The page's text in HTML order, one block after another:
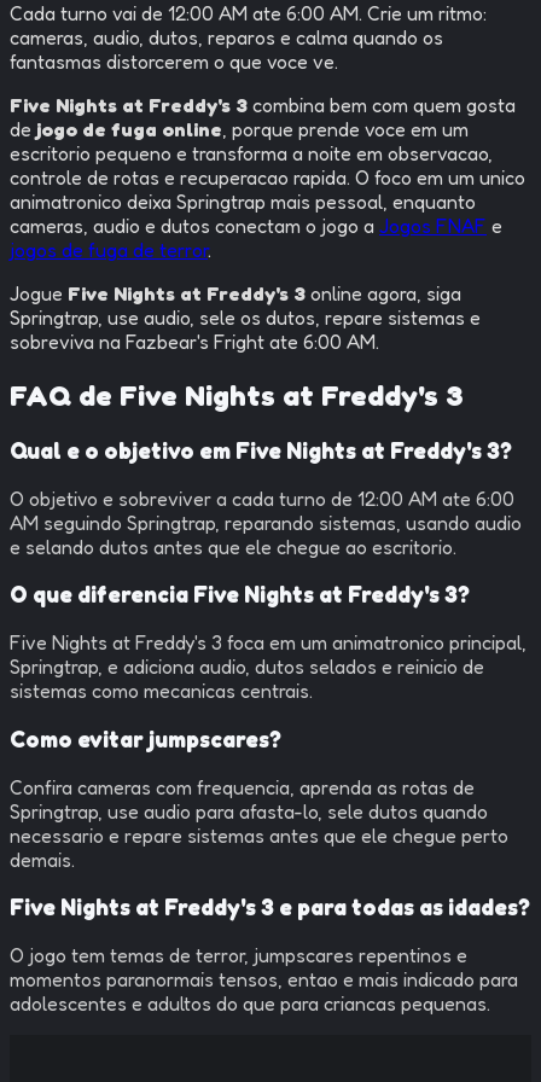
Cada turno vai de 12:00 AM ate 6:00 AM. Crie um ritmo:
cameras, audio, dutos, reparos e calma quando os
fantasmas distorcerem o que voce ve.
Five Nights at Freddy's 3 combina bem com quem gosta
de jogo de fuga online, porque prende voce em um
escritorio pequeno e transforma a noite em observacao,
controle de rotas e recuperacao rapida. O foco em um unico
animatronico deixa Springtrap mais pessoal, enquanto
cameras, audio e dutos conectam o jogo a Jogos FNAF e
jogos de fuga de terror.
Jogue Five Nights at Freddy's 3 online agora, siga
Springtrap, use audio, sele os dutos, repare sistemas e
sobreviva na Fazbear's Fright ate 6:00 AM.
FAQ de Five Nights at Freddy's 3
Qual e o objetivo em Five Nights at Freddy's 3?
O objetivo e sobreviver a cada turno de 12:00 AM ate 6:00
AM seguindo Springtrap, reparando sistemas, usando audio
e selando dutos antes que ele chegue ao escritorio.
O que diferencia Five Nights at Freddy's 3?
Five Nights at Freddy's 3 foca em um animatronico principal,
Springtrap, e adiciona audio, dutos selados e reinicio de
sistemas como mecanicas centrais.
Como evitar jumpscares?
Confira cameras com frequencia, aprenda as rotas de
Springtrap, use audio para afasta-lo, sele dutos quando
necessario e repare sistemas antes que ele chegue perto
demais.
Five Nights at Freddy's 3 e para todas as idades?
O jogo tem temas de terror, jumpscares repentinos e
momentos paranormais tensos, entao e mais indicado para
adolescentes e adultos do que para criancas pequenas.